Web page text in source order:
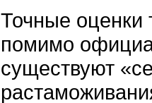
Точные оценки
помимо
существуют